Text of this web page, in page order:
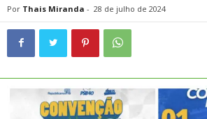
Por Thais Miranda - 28 de julho de 2024